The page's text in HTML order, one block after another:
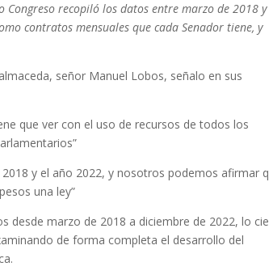
Congreso recopiló los datos entre marzo de 2018 y
contratos mensuales que cada Senador tiene, y
señor Manuel Lobos, señalo en sus
que ver con el uso de recursos de todos los
y el año 2022, y nosotros podemos afirmar
una ley”
desde marzo de 2018 a diciembre de 2022, lo
de forma completa el desarrollo del